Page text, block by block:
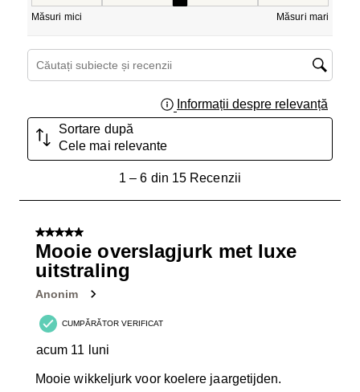
Măsuri mici Măsuri mari
Căutați subiecte și recenzii căutați regiunea
Informații despre relevanță
Sortare după
Cele mai relevante
Recenzii.
1 – 6 din 15 Recenzii
5 din 5 stele.
Mooie overslagjurk met luxe
uitstraling
Anonim
CUMPĂRĂTOR VERIFICAT
acum 11 luni
Mooie wikkeljurk voor koelere jaargetijden.